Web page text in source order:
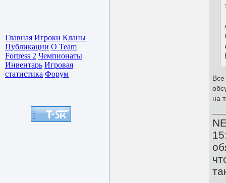
Главная Игроки Кланы
Публикации О Team
Fortress 2 Чемпионаты
Инвентарь Игровая
статистика Форум
на